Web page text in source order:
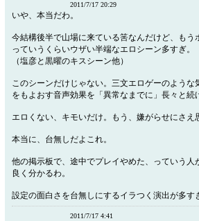
2011/7/17 20:29
いや、本当だわ。
今結構後半で山場に来ている筈なんだけど、もう
っていうくらいウザい半端なエロシーン多すぎ。
（塩彦と黒曜のキスシーン他）
このシーンだけじゃない。三文エロゲーのよう
をもよおす音声効果を「異常なまでに」長々と続
エロくない、キモいだけ。もう、嫌がらせにさえ
本当に、台無しだよこれ。
他の掲示板で、途中でプレイやめた、っていう人
良く分かるわ。
設定の面白さを台無しにするイラつく演出が多す
2011/7/17 4:41